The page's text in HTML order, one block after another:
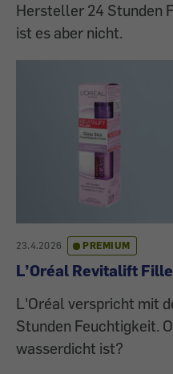
Hersteller 24 Stunden
ist es aber nicht.
23.4.2026 PREMIUM
L’Oréal Revitalift
L'Oréal verspricht mit
Stunden Feuchtigkeit.
wasserdicht ist?